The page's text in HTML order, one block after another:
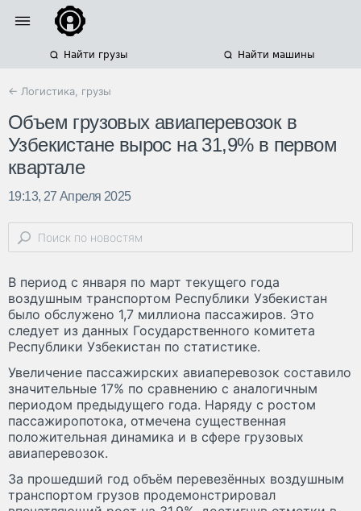
Найти грузы Найти машины
← Логистика, грузы
Объем грузовых авиаперевозок в
Узбекистане вырос на 31,9% в первом
квартале
19:13, 27 Апреля 2025
В период с января по март текущего года
воздушным транспортом Республики Узбекистан
было обслужено 1,7 миллиона пассажиров. Это
следует из данных Государственного комитета
Республики Узбекистан по статистике.
Увеличение пассажирских авиаперевозок составило
значительные 17% по сравнению с аналогичным
периодом предыдущего года. Наряду с ростом
пассажиропотока, отмечена существенная
положительная динамика и в сфере грузовых
авиаперевозок.
За прошедший год объём перевезённых воздушным
транспортом грузов продемонстрировал